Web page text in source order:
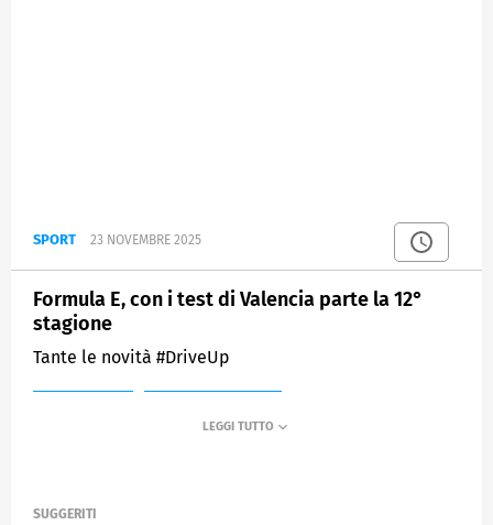
SPORT 23 NOVEMBRE 2025
Formula E, con i test di Valencia parte la 12°
stagione
Tante le novità #DriveUp
SUGGERITI